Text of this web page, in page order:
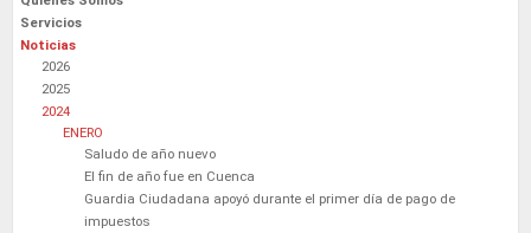
Servicios
Noticias
2026
2025
2024
ENERO
Saludo de año nuevo
El fin de año fue en Cuenca
Guardia Ciudadana apoyó durante el primer día de pago de
impuestos